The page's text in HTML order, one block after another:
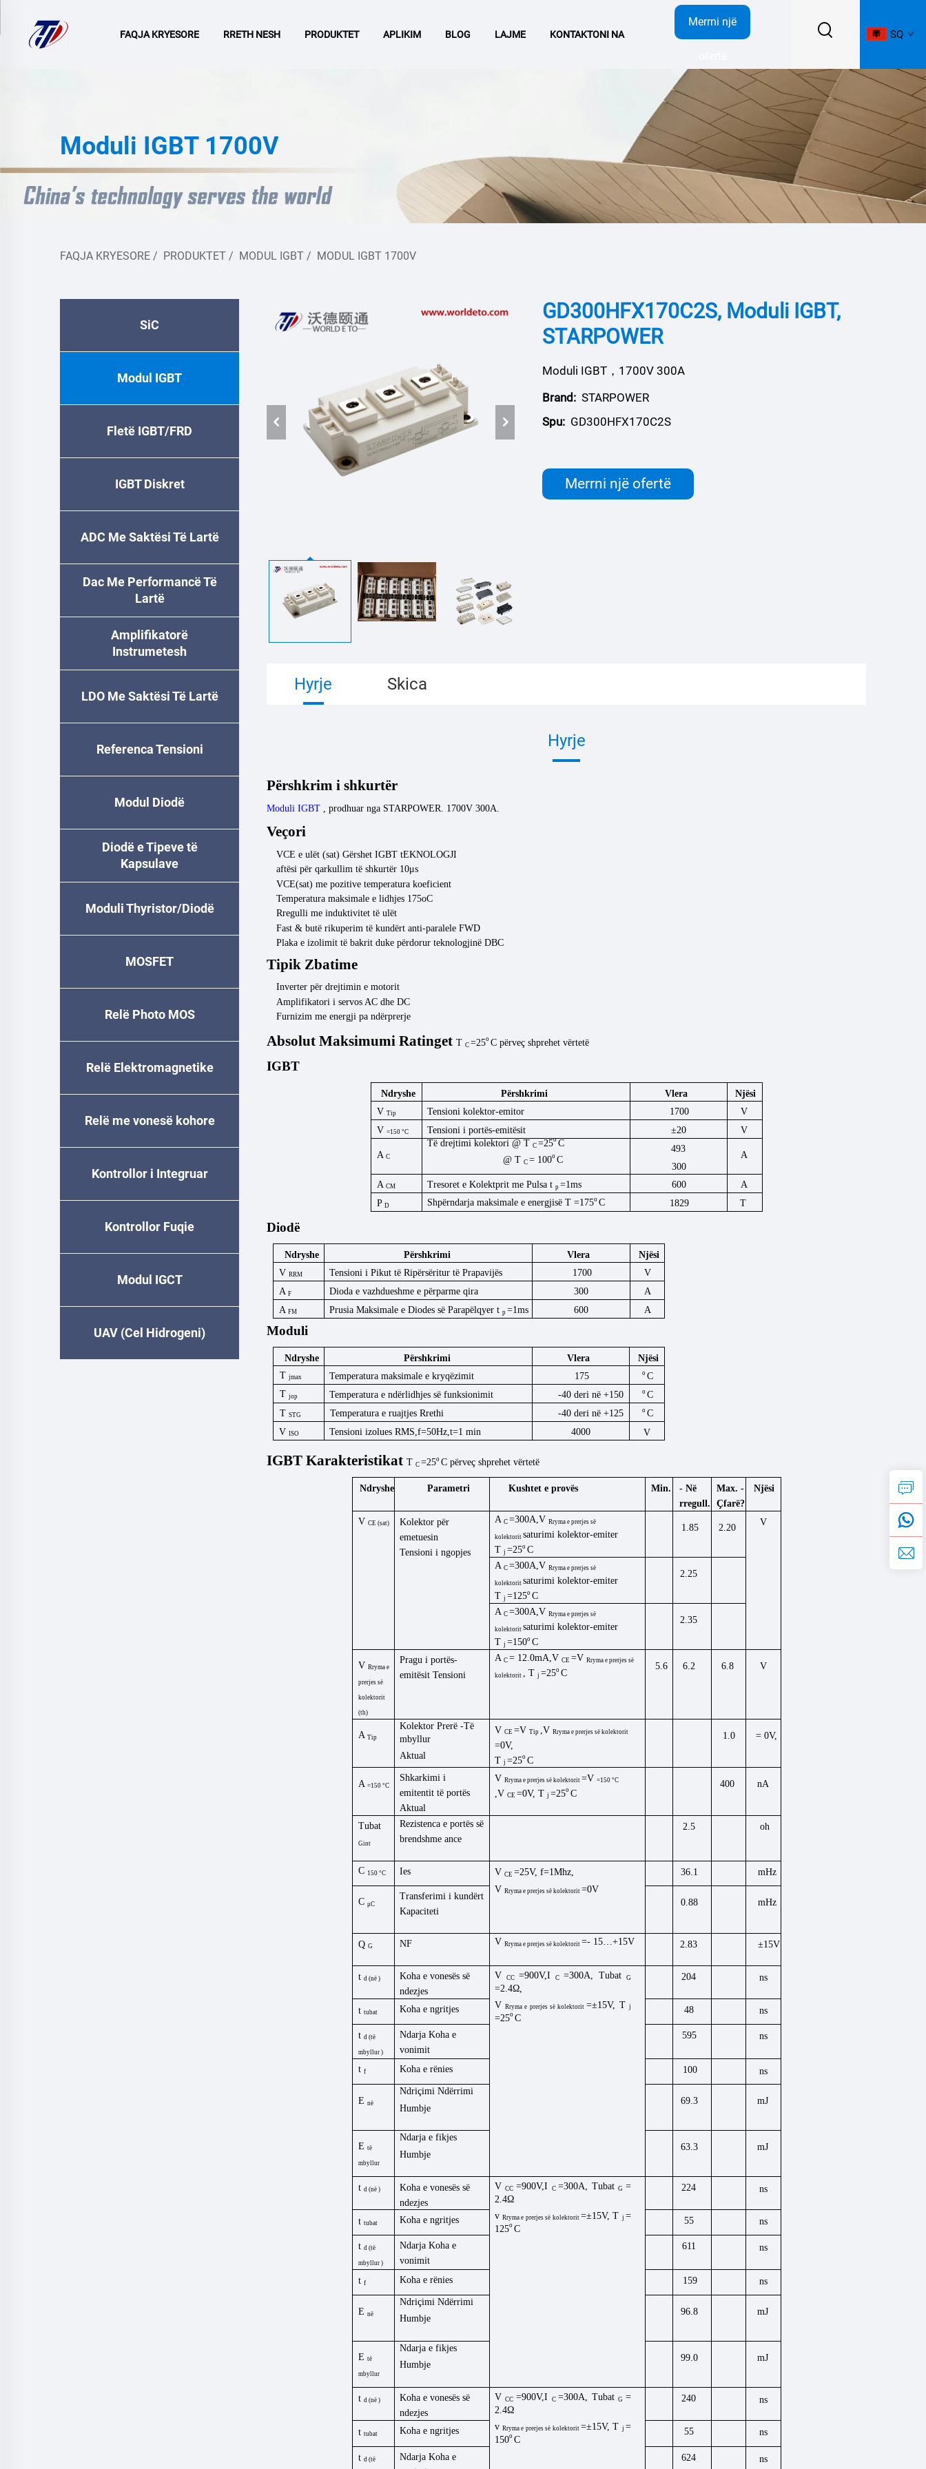
FAQJA KRYESORE RRETH NESH PRODUKTET APLIKIM BLOG LAJME KONTAKTONI NA
Merrni një
SQ
Moduli IGBT 1700V
FAQJA KRYESORE / PRODUKTET / MODUL IGBT / MODUL IGBT 1700V
SiC
Modul IGBT
Fletë IGBT/FRD
IGBT Diskret
ADC Me Saktësi Të Lartë
Dac Me Performancë Të
Lartë
Amplifikatorë
Instrumetesh
LDO Me Saktësi Të Lartë
Referenca Tensioni
Modul Diodë
Diodë e Tipeve të
Kapsulave
Moduli Thyristor/Diodë
MOSFET
Relë Photo MOS
Relë Elektromagnetike
Relë me vonesë kohore
Kontrollor i Integruar
Kontrollor Fuqie
Modul IGCT
UAV (Cel Hidrogeni)
GD300HFX170C2S, Moduli IGBT,
STARPOWER
Moduli IGBT，1700V 300A
Brand: STARPOWER
Spu: GD300HFX170C2S
Merrni një ofertë
Hyrje Skica
Hyrje
Përshkrim i shkurtër
Moduli IGBT , prodhuar nga STARPOWER. 1700V 300A.
Veçori
VCE e ulët (sat) Gërshet IGBT tEKNOLOGJI
aftësi për qarkullim të shkurtër 10μs
VCE(sat) me pozitive temperatura koeficient
Temperatura maksimale e lidhjes 175oC
Rregulli me induktivitet të ulët
Fast & butë rikuperim të kundërt anti-paralele FWD
Plaka e izolimit të bakrit duke përdorur teknologjinë DBC
Tipik Zbatime
Inverter për drejtimin e motorit
Amplifikatori i servos AC dhe DC
Furnizim me energji pa ndërprerje
Absolut Maksimumi Ratinget T C =25o C përveç shprehet vërtetë
IGBT
Ndryshe Përshkrimi Vlera
Njësi
V Tip Tensioni kolektor-emitor 1700
V
V =150 °C Tensioni i portës-emitësit ±20 V
A C
Të drejtimi kolektori @ T C =25oC
@ TC= 100o C
493
300
A
A CM Tresoret e Kolektprit me Pulsa t p =1ms 600
A
P D Shpërndarja maksimale e energjisë T =175o C 1829 T
Diodë
Ndryshe Përshkrimi Vlera
Njësi
VRRM Tensioni i Pikut të Ripërsëritur të Prapavijës 1700
V
AF Dioda e vazhdueshme e përparmeqira 300
A
AFM Prusia Maksimale e Diodes së Parapëlqyer tp=1ms 600 A
Moduli
Ndryshe Përshkrimi Vlera
Njësi
T jmax Temperatura maksimale e kryqëzimit 175 o C
T jop Temperatura e ndërlidhjes së funksionimit -40 deri në +150 o C
T STG Temperatura e ruajtjes Rrethi -40 deri në +125 oC
VISO Tensioni izolues RMS,f=50Hz,t=1min 4000 V
IGBT Karakteristikat T C =25o C përveç shprehet vërtetë
Ndryshe Parametri Kushtet e provës Min.
- Në
rregull.
Max. -
Çfarë?
Njësi
V CE (sat)
Kolektor për
emetuesin
Tensioni i ngopjes
A C =300A,V Rryma e prerjes së
kolektorit saturimi kolektor-emiter
T j =25o C
1.85 2.20 V
A C =300A,V Rryma e prerjes së
kolektorit saturimi kolektor-emiter
T j =125o C
2.25
A C =300A,V Rryma e prerjes së
kolektorit saturimi kolektor-emiter
T j =150o C
2.35
V Rryma e
prerjes së
kolektorit
(th)
Pragu i portës-
emitësit Tensioni
A C = 12.0mA,V CE =V Rryma e prerjes së
kolektorit , T j =25o C
5.6 6.2 6.8 V
A Tip
KolektorPrerë-Të
mbyllur
Aktual
V CE =V Tip V Rryma e prerjes së kolektorit
=0V,
T j =25o C
1.0 = 0V,
A =150 °C
Shkarkimi i
emitentit të portës
Aktual
V Rryma e prerjes së kolektorit =V =150 °C
V CE =0V, T j =25o C
400 nA
Tubat
Gint
Rezistenca e portës së
brendshme ance
2.5 oh
C 150 °C Ies V CE =25V, f=1Mhz,
V Rryma e prerjes së kolektorit =0V
36.1 mHz
CμC
Transferimi i kundërt
Kapaciteti
0.88 mHz
QG NF V Rryma e prerjes së kolektorit =- 15…+15V 2.83 ±15V
t d (në )
Koha e vonesës së
ndezjes
VCC =900V,IC =300A, TubatG
=2.4Ω,
V Rryma e prerjes së kolektorit=±15V, Tj
=25o C
204 ns
t tubat Koha e ngritjes 48 ns
t d (të
mbyllur )
Ndarja Koha e
vonimit
595 ns
t f Koha e rënies 100 ns
E në
Ndriçimi Ndërrimi
Humbje
69.3 mJ
E të
mbyllur
Ndarja e fikjes
Humbje
63.3 mJ
t d (në )
Koha e vonesës së
ndezjes
VCC =900V,I C=300A, TubatG=
2.4Ω
vRryma e prerjes së kolektorit =±15V,T j=
125o C
224 ns
t tubat Koha e ngritjes 55 ns
t d (të
mbyllur )
Ndarja Koha e
vonimit
611 ns
t f Koha e rënies 159 ns
E në
Ndriçimi Ndërrimi
Humbje
96.8 mJ
E të
mbyllur
Ndarja e fikjes
Humbje
99.0 mJ
t d (në )
Koha e vonesës së
ndezjes
VCC =900V,I C=300A, TubatG=
2.4Ω
vRryma e prerjes së kolektorit =±15V,T j=
150o C
240 ns
t tubat Koha e ngritjes 55 ns
t d (të Ndarja Koha e
624 ns